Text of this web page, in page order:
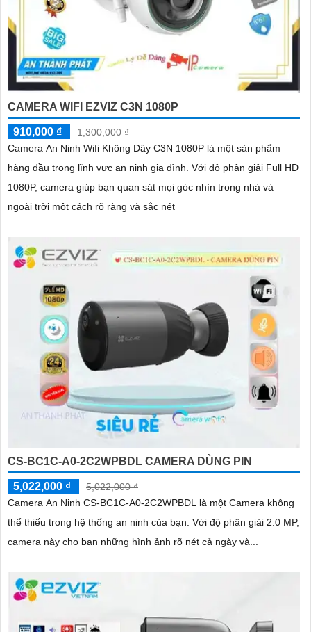
CAMERA WIFI EZVIZ C3N 1080P
910,000 ₫
1,300,000 ₫
Camera An Ninh Wifi Không Dây C3N 1080P là một sản phẩm
hàng đầu trong lĩnh vực an ninh gia đình. Với độ phân giải Full HD
1080P, camera giúp bạn quan sát mọi góc nhìn trong nhà và
ngoài trời một cách rõ ràng và sắc nét
CS-BC1C-A0-2C2WPBDL CAMERA DÙNG PIN
5,022,000 ₫
5,022,000 ₫
Camera An Ninh CS-BC1C-A0-2C2WPBDL là một Camera không
thể thiếu trong hệ thống an ninh của bạn. Với độ phân giải 2.0 MP,
camera này cho bạn những hình ảnh rõ nét cả ngày và...